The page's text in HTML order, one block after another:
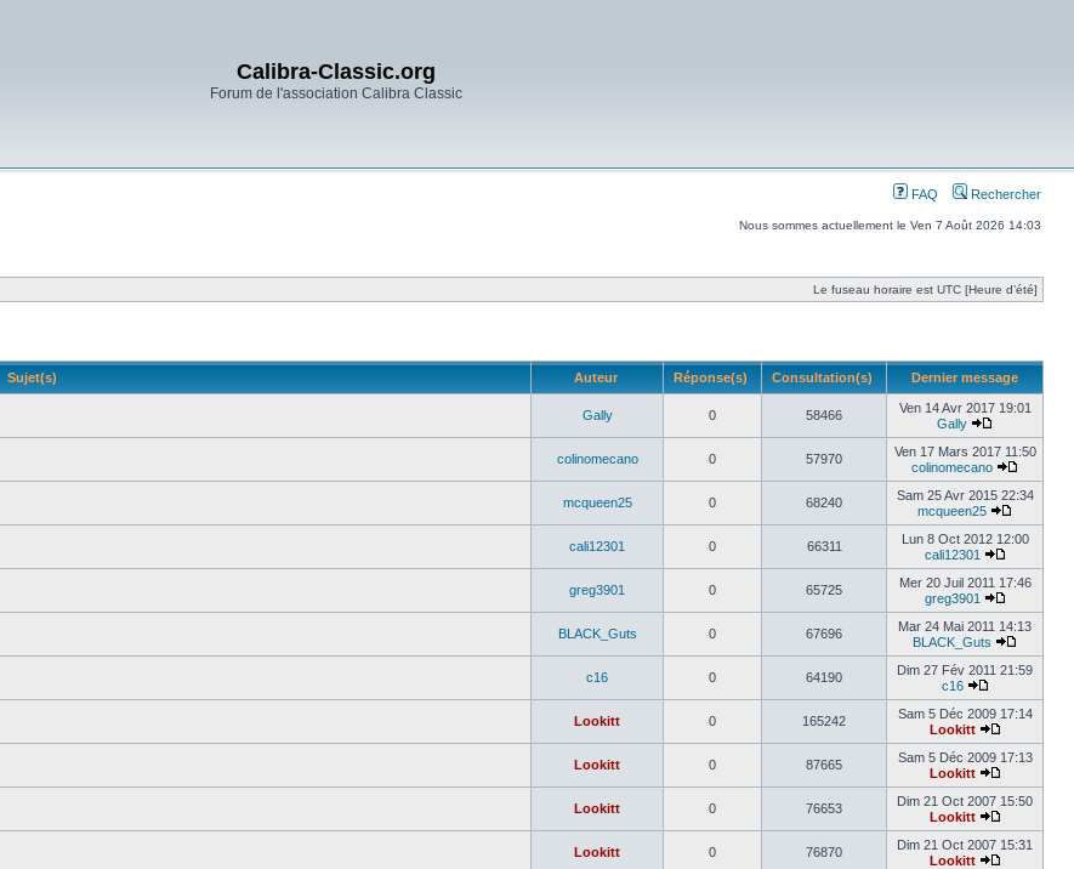
Calibra-Classic.org
Forum de l'association Calibra Classic
FAQ Rechercher
Nous sommes actuellement le Ven 7 Août 2026 14:03
Le fuseau horaire est UTC [Heure d’été]
Sujet(s) Auteur Réponse(s) Consultation(s) Dernier message
Gally 0 58466
Ven 14 Avr 2017 19:01
Gally
colinomecano 0 57970
Ven 17 Mars 2017 11:50
colinomecano
mcqueen25 0 68240
Sam 25 Avr 2015 22:34
mcqueen25
cali12301 0 66311
Lun 8 Oct 2012 12:00
cali12301
greg3901 0 65725
Mer 20 Juil 2011 17:46
greg3901
BLACK_Guts 0 67696
Mar 24 Mai 2011 14:13
BLACK_Guts
c16 0 64190
Dim 27 Fév 2011 21:59
c16
Lookitt 0 165242
Sam 5 Déc 2009 17:14
Lookitt
Lookitt 0 87665
Sam 5 Déc 2009 17:13
Lookitt
Lookitt 0 76653
Dim 21 Oct 2007 15:50
Lookitt
Lookitt 0 76870
Dim 21 Oct 2007 15:31
Lookitt